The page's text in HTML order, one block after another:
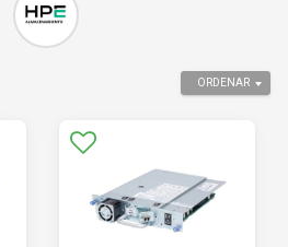
ORDENAR